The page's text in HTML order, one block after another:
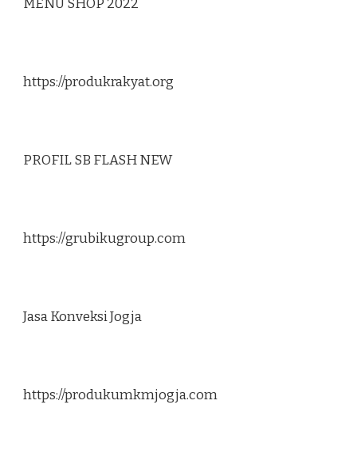
MENU SHOP 2022
https://produkrakyat.org
PROFIL SB FLASH NEW
https://grubikugroup.com
Jasa Konveksi Jogja
https://produkumkmjogja.com